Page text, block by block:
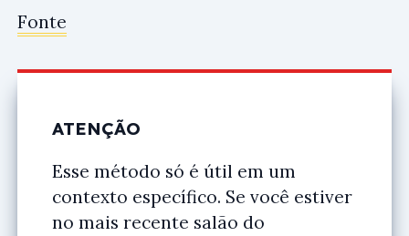
Fonte
ATENÇÃO
Esse método só é útil em um
contexto específico. Se você estiver
no mais recente salão do